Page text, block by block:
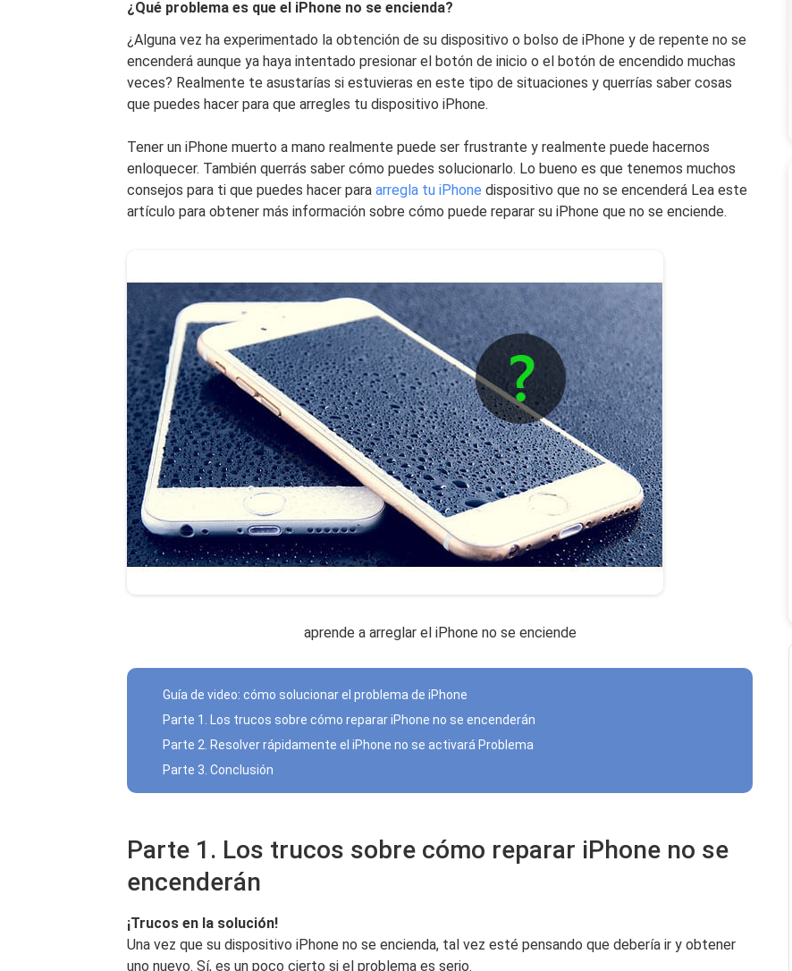
¿Qué problema es que el iPhone no se encienda?
¿Alguna vez ha experimentado la obtención de su dispositivo o bolso de iPhone y de repente no se
encenderá aunque ya haya intentado presionar el botón de inicio o el botón de encendido muchas
veces? Realmente te asustarías si estuvieras en este tipo de situaciones y querrías saber cosas
que puedes hacer para que arregles tu dispositivo iPhone.
Tener un iPhone muerto a mano realmente puede ser frustrante y realmente puede hacernos
enloquecer. También querrás saber cómo puedes solucionarlo. Lo bueno es que tenemos muchos
consejos para ti que puedes hacer para arregla tu iPhone dispositivo que no se encenderá Lea este
artículo para obtener más información sobre cómo puede reparar su iPhone que no se enciende.
aprende a arreglar el iPhone no se enciende
Guía de video: cómo solucionar el problema de iPhone
Parte 1. Los trucos sobre cómo reparar iPhone no se encenderán
Parte 2. Resolver rápidamente el iPhone no se activará Problema
Parte 3. Conclusión
Parte 1. Los trucos sobre cómo reparar iPhone no se
encenderán
¡Trucos en la solución!
Una vez que su dispositivo iPhone no se encienda, tal vez esté pensando que debería ir y obtener
uno nuevo. Sí, es un poco cierto si el problema es serio.